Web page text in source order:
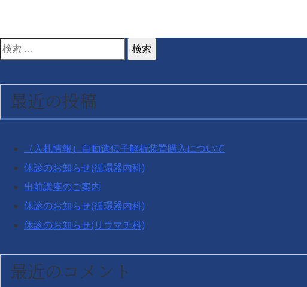
検
対
最近の投稿
（入札情報）自動遺伝子解析装置購入について
休診のお知らせ(循環器内科)
出前講座のご案内
休診のお知らせ(循環器内科)
休診のお知らせ(リウマチ科)
最近のコメント